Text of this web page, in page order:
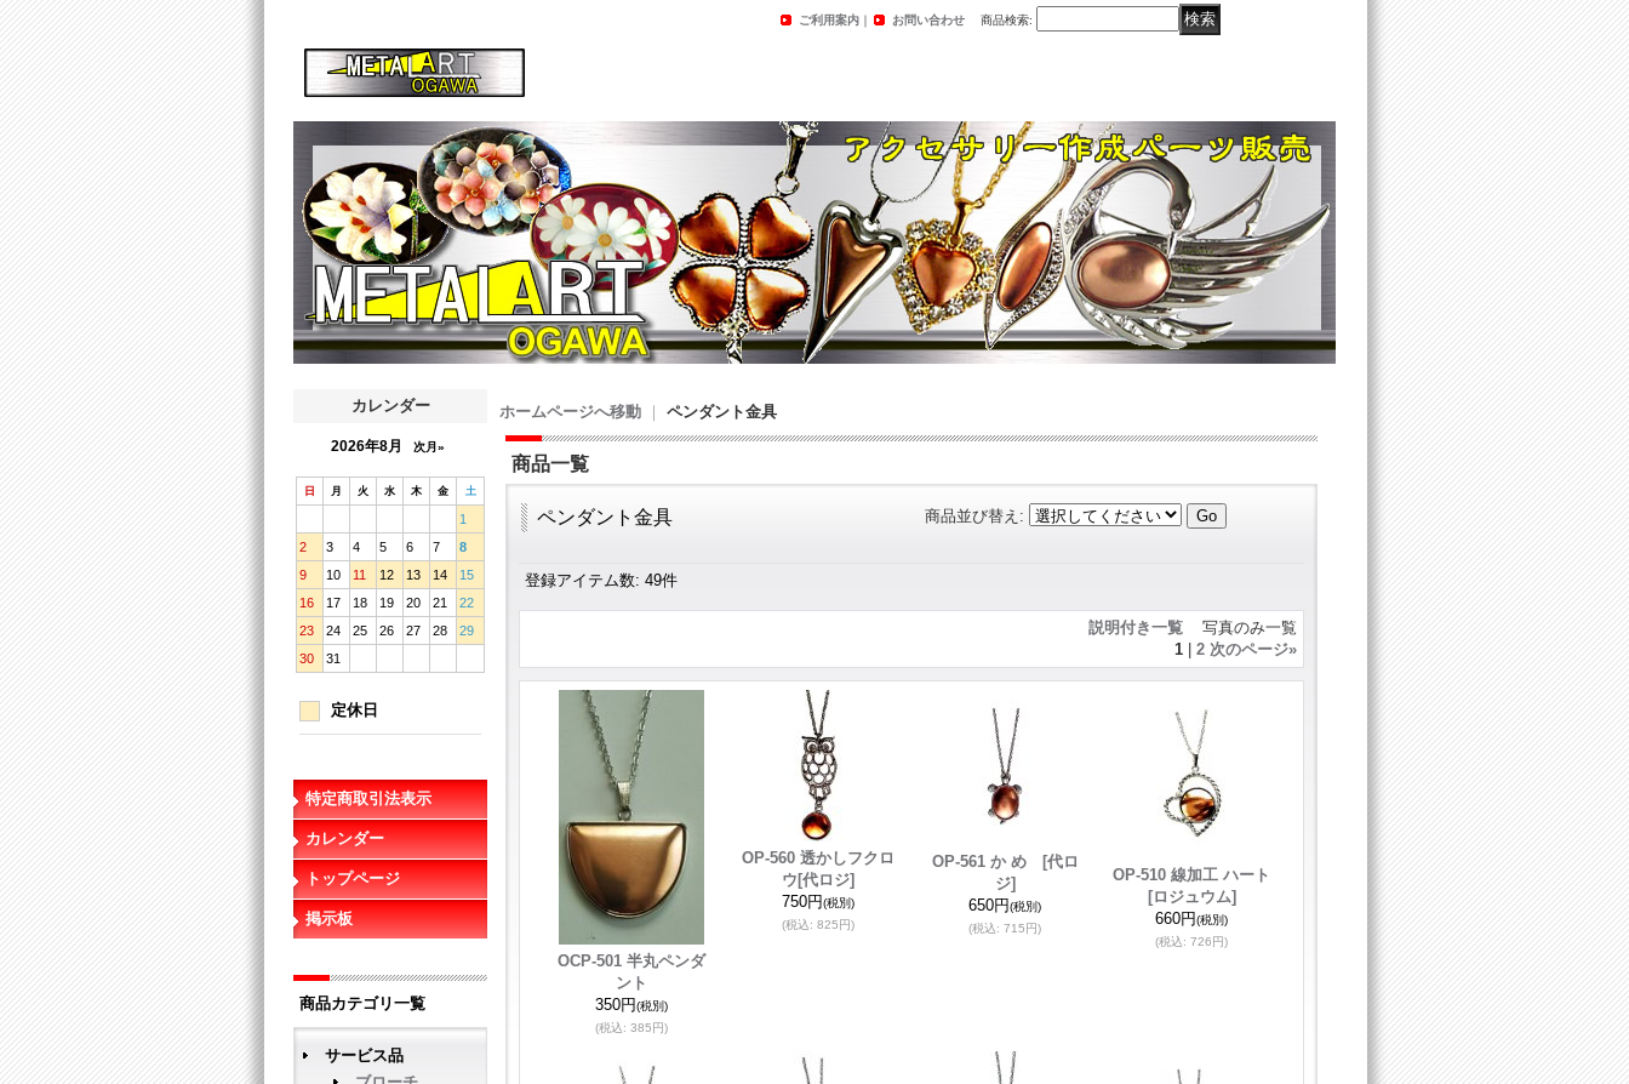
ご利用案内 ｜ お問い合わせ 商品検索:
カレンダー
2026年8月 次月»
日 月 火 水 木 金 土
1
2
3 4 5 6 7
8
9
10 11 12 13 14
15
16
17 18 19 20 21
22
23
24 25 26 27 28
29
30
31
定休日
特定商取引法表示
カレンダー
トップページ
掲示板
商品カテゴリ一覧
サービス品
ホームページへ移動 ペンダント金具
商品一覧
ペンダント金具 商品並び替え :
登録アイテム数: 49件
説明付き一覧 写真のみ一覧
1
2 次のページ»
OCP-501 半丸ペンダ
ント
350円(税別)
(税込: 385円)
OP-560 透かしフクロ
ウ [代ロジ]
750円(税別)
(税込: 825円)
OP-561 か め
[代ロ
ジ]
650円(税別)
(税込: 715円)
OP-510 線加工 ハート
[ロジュウム]
660円(税別)
(税込: 726円)